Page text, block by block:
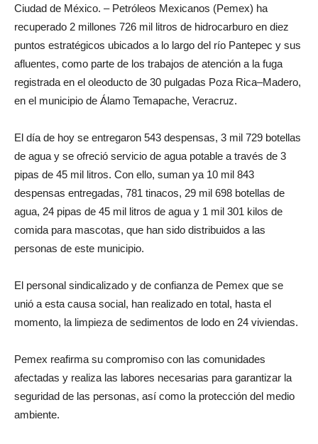
Ciudad de México. – Petróleos Mexicanos (Pemex) ha
recuperado 2 millones 726 mil litros de hidrocarburo en diez
puntos estratégicos ubicados a lo largo del río Pantepec y sus
afluentes, como parte de los trabajos de atención a la fuga
registrada en el oleoducto de 30 pulgadas Poza Rica–Madero,
en el municipio de Álamo Temapache, Veracruz.
El día de hoy se entregaron 543 despensas, 3 mil 729 botellas
de agua y se ofreció servicio de agua potable a través de 3
pipas de 45 mil litros. Con ello, suman ya 10 mil 843
despensas entregadas, 781 tinacos, 29 mil 698 botellas de
agua, 24 pipas de 45 mil litros de agua y 1 mil 301 kilos de
comida para mascotas, que han sido distribuidos a las
personas de este municipio.
El personal sindicalizado y de confianza de Pemex que se
unió a esta causa social, han realizado en total, hasta el
momento, la limpieza de sedimentos de lodo en 24 viviendas.
Pemex reafirma su compromiso con las comunidades
afectadas y realiza las labores necesarias para garantizar la
seguridad de las personas, así como la protección del medio
ambiente.